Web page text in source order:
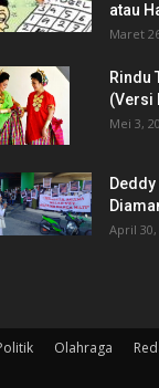
atau
Maret
Rindu
(Versi
Mei 3,
April 30,
Olahraga